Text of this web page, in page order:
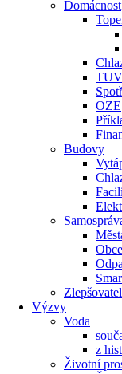
Domácnost
TUV
OZE
Budovy
Obce
Výzvy
Voda
z
Životní